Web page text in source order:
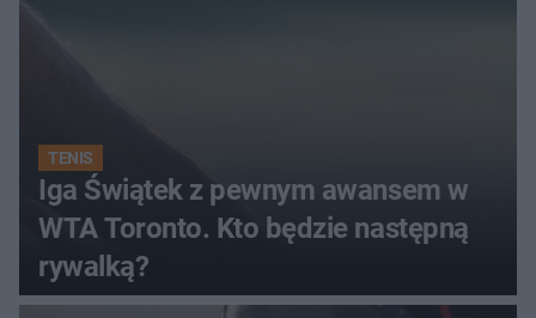
TENIS
Iga Świątek z pewnym awansem w
WTA Toronto. Kto będzie następną
rywalką?